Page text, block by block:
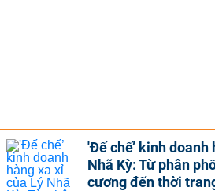
'Đế chế’ kinh doanh
Nhã Kỳ: Từ phân
cương đến thời